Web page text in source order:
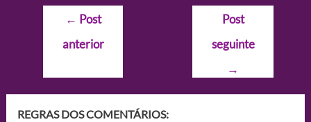
Navegação
Post
← Post
anterior
Post
seguinte
→
REGRAS DOS COMENTÁRIOS: